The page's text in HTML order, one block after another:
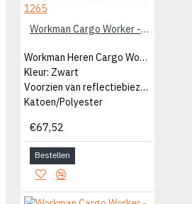
Workman Cargo Worker - 1265
Workman Heren Cargo Worker
Kleur: Zwart
Voorzien van reflectiebiezen
Katoen/Polyester
€67,52
Bestellen